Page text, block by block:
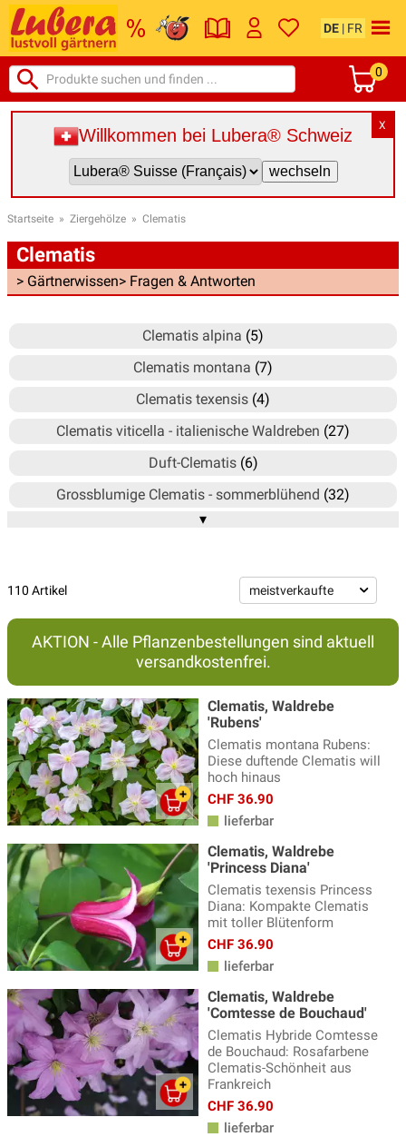
DE | FR
0
X
Willkommen bei Lubera® Schweiz
Startseite » Ziergehölze » Clematis
Clematis
> Gärtnerwissen> Fragen & Antworten
Clematis alpina (5)
Clematis montana (7)
Clematis texensis (4)
Clematis viticella - italienische Waldreben (27)
Duft-Clematis(6)
Grossblumige Clematis - sommerblühend (32)
Grossblumige Clematis - zweimal blühend
(11)
▾
110 Artikel
AKTION - Alle Pflanzenbestellungen sind aktuell
versandkostenfrei.
Clematis, Waldrebe
'Rubens'
Clematis montana Rubens:
Diese duftende Clematis will
hoch hinaus
CHF 36.90
lieferbar
Clematis, Waldrebe
'Princess Diana'
Clematis texensis Princess
Diana: Kompakte Clematis
mit toller Blütenform
CHF 36.90
lieferbar
Clematis, Waldrebe
'Comtesse de Bouchaud'
Clematis Hybride Comtesse
de Bouchaud: Rosafarbene
Clematis-Schönheit aus
Frankreich
CHF 36.90
lieferbar